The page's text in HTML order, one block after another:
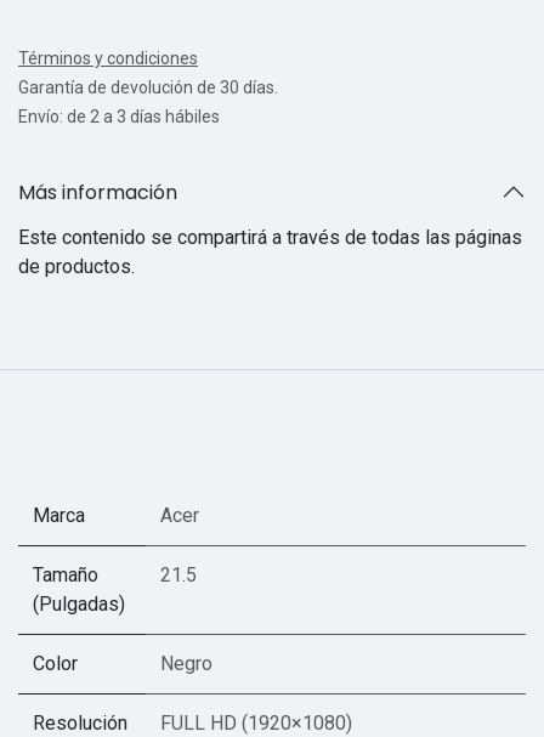
Términos y condiciones
Garantía de devolución de 30 días.
Envío: de 2 a 3 días hábiles
Más información
Este contenido se compartirá a través de todas las páginas
de productos.
Marca Acer
Tamaño
(Pulgadas)
21.5
Color Negro
Resolución FULL HD (1920×1080)